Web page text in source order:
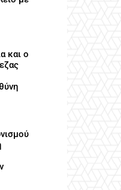
και ο